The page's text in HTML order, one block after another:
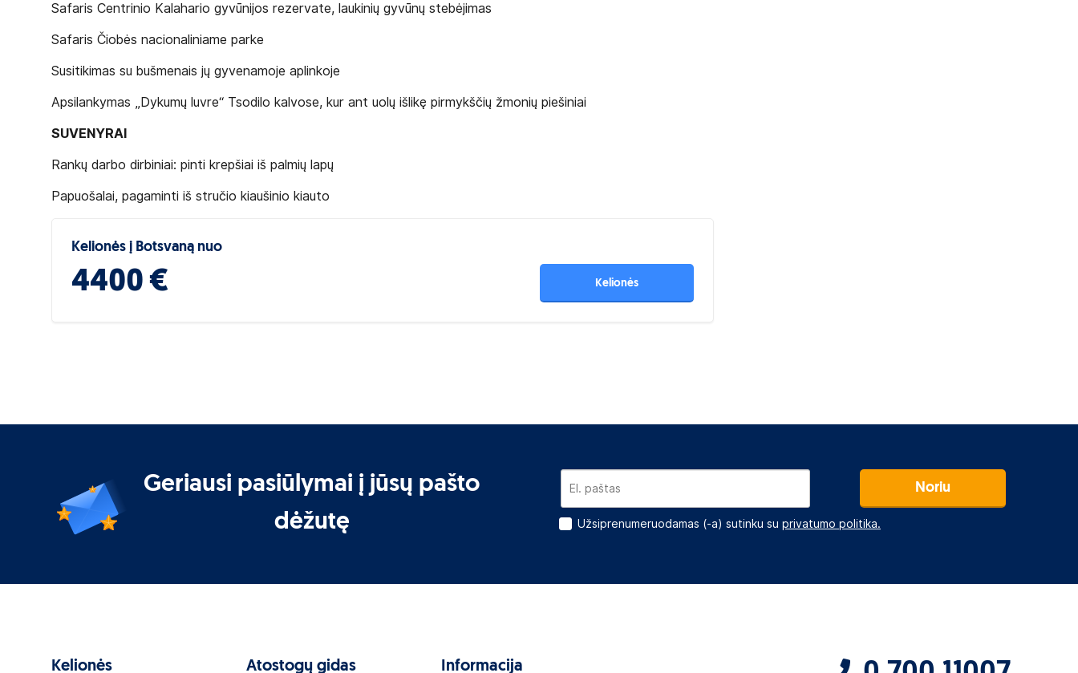
Safaris Centrinio Kalahario gyvūnijos rezervate, laukinių gyvūnų stebėjimas
Safaris Čiobės nacionaliniame parke
Susitikimas su bušmenais jų gyvenamoje aplinkoje
Apsilankymas „Dykumų luvre“ Tsodilo kalvose, kur ant uolų išlikę pirmykščių žmonių piešiniai
SUVENYRAI
Rankų darbo dirbiniai: pinti krepšiai iš palmių lapų
Papuošalai, pagaminti iš stručio kiaušinio kiauto
Kelionės į Botsvaną nuo
4400 € Kelionės
Geriausi pasiūlymai į jūsų pašto
dėžutę
Užsiprenumeruodamas (-a) sutinku su privatumo politika.
Noriu
Kelionės Atostogų gidas Informacija